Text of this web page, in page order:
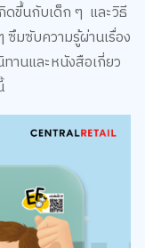
ดขึ้นกับเด็ก ๆ และวิธี
ซึมซับความรู้ผ่านเรื่อง
านและหนังสือเกี่ยว